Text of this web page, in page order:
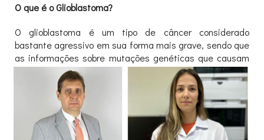
O que é o Glioblastoma?
O glioblastoma é um tipo de câncer considerado
bastante agressivo em sua forma mais grave, sendo que
as informações sobre mutações genéticas que causam